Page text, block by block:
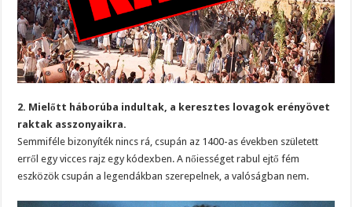
2. Mielőtt háborúba indultak, a keresztes lovagok erényövet
raktak asszonyaikra.
Semmiféle bizonyíték nincs rá, csupán az 1400-as években született
erről egy vicces rajz egy kódexben. A nőiességet rabul ejtő fém
eszközök csupán a legendákban szerepelnek, a valóságban nem.